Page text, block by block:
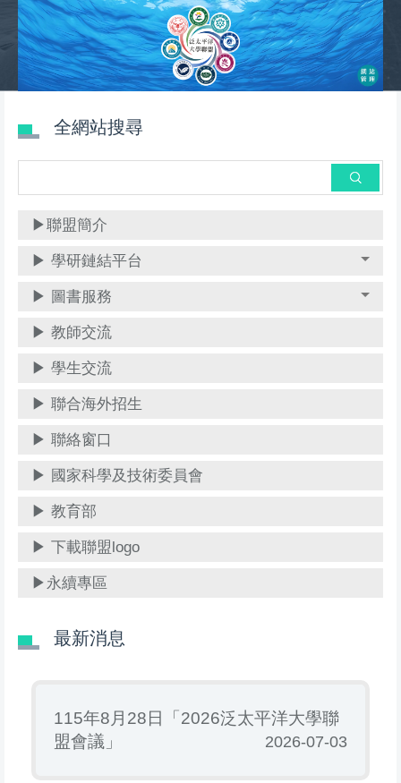
跳
到
主
要
容
全網站搜尋
搜尋
▶聯盟簡介
▶ 學研鏈結平台
▶ 圖書服務
▶ 教師交流
▶ 學生交流
▶ 聯合海外招生
▶ 聯絡窗口
▶ 國家科學及技術委員會
▶ 教育部
▶ 下載聯盟logo
▶永續專區
最新消息
115年8月28日「2026泛太平洋大學聯
盟會議」
2026-07-03